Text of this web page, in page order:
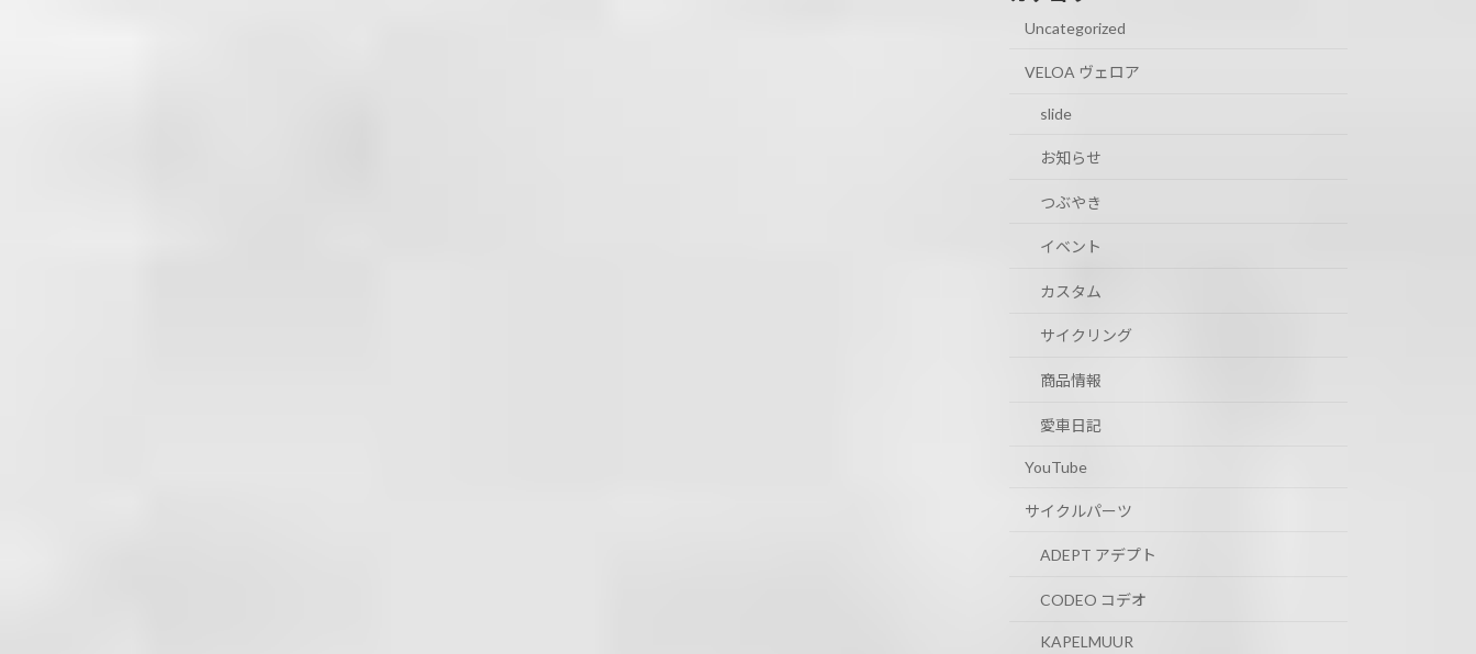
Uncategorized
VELOA ヴェロア
slide
お知らせ
つぶやき
イベント
カスタム
サイクリング
商品情報
愛車日記
YouTube
サイクルパーツ
ADEPT アデプト
CODEO コデオ
KAPELMUUR